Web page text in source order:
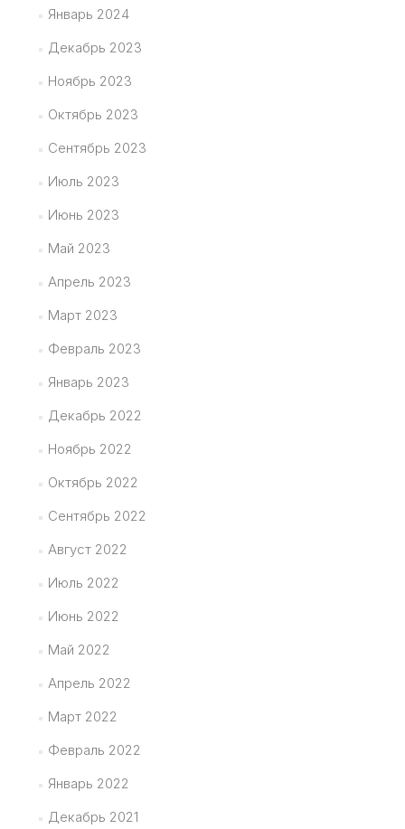
Январь 2024
Декабрь 2023
Ноябрь 2023
Октябрь 2023
Сентябрь 2023
Июль 2023
Июнь 2023
Май 2023
Апрель 2023
Март 2023
Февраль 2023
Январь 2023
Декабрь 2022
Ноябрь 2022
Октябрь 2022
Сентябрь 2022
Август 2022
Июль 2022
Июнь 2022
Май 2022
Апрель 2022
Март 2022
Февраль 2022
Январь 2022
Декабрь 2021